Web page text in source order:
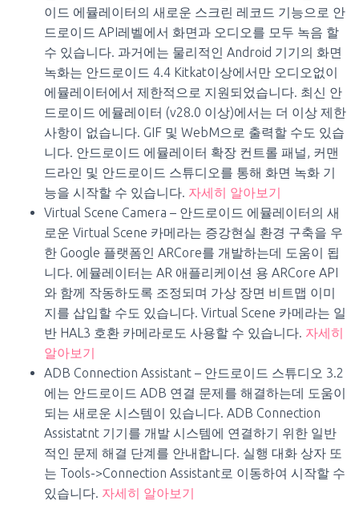
이드 에뮬레이터의 새로운 스크린 레코드 기능으로 안
드로이드 API레벨에서 화면과 오디오를 모두 녹음 할
수 있습니다. 과거에는 물리적인 Android 기기의 화면
녹화는 안드로이드 4.4 Kitkat이상에서만 오디오없이
에뮬레이터에서 제한적으로 지원되었습니다. 최신 안
드로이드 에뮬레이터 (v28.0 이상)에서는 더 이상 제한
사항이 없습니다. GIF 및 WebM으로 출력할 수도 있습
니다. 안드로이드 에뮬레이터 확장 컨트롤 패널, 커맨
드라인 및 안드로이드 스튜디오를 통해 화면 녹화 기
능을 시작할 수 있습니다. 자세히 알아보기
Virtual Scene Camera – 안드로이드 에뮬레이터의 새
로운 Virtual Scene 카메라는 증강현실 환경 구축을 우
한 Google 플랫폼인 ARCore를 개발하는데 도움이 됩
니다. 에뮬레이터는 AR 애플리케이션 용 ARCore API
와 함께 작동하도록 조정되며 가상 장면 비트맵 이미
지를 삽입할 수도 있습니다. Virtual Scene 카메라는 일
반 HAL3 호환 카메라로도 사용할 수 있습니다. 자세히
알아보기
ADB Connection Assistant – 안드로이드 스튜디오 3.2
에는 안드로이드 ADB 연결 문제를 해결하는데 도움이
되는 새로운 시스템이 있습니다. ADB Connection
Assistatnt 기기를 개발 시스템에 연결하기 위한 일반
적인 문제 해결 단계를 안내합니다. 실행 대화 상자 또
는 Tools->Connection Assistant로 이동하여 시작할 수
있습니다. 자세히 알아보기